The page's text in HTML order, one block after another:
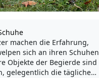
machen die Erfahrung,
sich an ihren Schuhen
Objekte der Begierde sind
gelegentlich die tägliche